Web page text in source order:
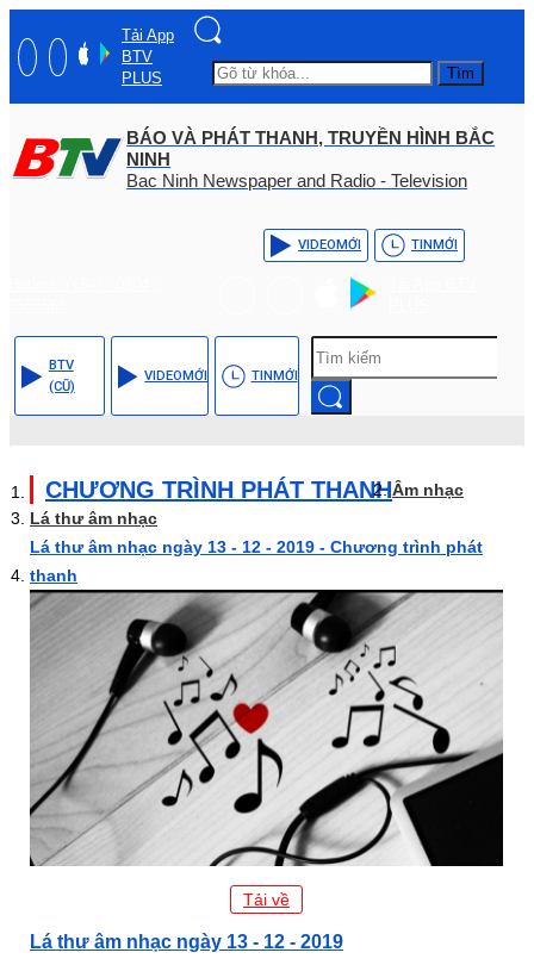
Tải App
BTV
PLUS
Tìm
BÁO VÀ PHÁT THANH, TRUYỀN HÌNH BẮC
NINH
Bac Ninh Newspaper and Radio - Television
VIDEOMỚI TINMỚI
BTV
(CŨ)
VIDEOMỚI TINMỚI
CHƯƠNG TRÌNH PHÁT THANHÂm nhạc
Lá thư âm nhạc
Lá thư âm nhạc ngày 13 - 12 - 2019 - Chương trình phát
thanh
Tải về
Lá thư âm nhạc ngày 13 - 12 - 2019